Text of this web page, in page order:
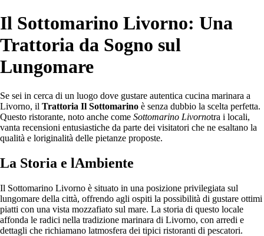
Il Sottomarino Livorno: Una
Trattoria da Sogno sul
Lungomare
Se sei in cerca di un luogo dove gustare autentica cucina marinara a
Livorno, il Trattoria Il Sottomarino è senza dubbio la scelta perfetta.
Questo ristorante, noto anche come Sottomarino Livornotra i locali,
vanta recensioni entusiastiche da parte dei visitatori che ne esaltano la
qualità e loriginalità delle pietanze proposte.
La Storia e lAmbiente
Il Sottomarino Livorno è situato in una posizione privilegiata sul
lungomare della città, offrendo agli ospiti la possibilità di gustare ottimi
piatti con una vista mozzafiato sul mare. La storia di questo locale
affonda le radici nella tradizione marinara di Livorno, con arredi e
dettagli che richiamano latmosfera dei tipici ristoranti di pescatori.